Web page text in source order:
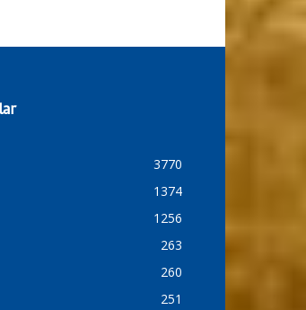
3770
1374
1256
263
260
251